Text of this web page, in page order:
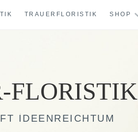
TRAUERFLORISTIK SHOP
FLORISTIK
IDEENREICHTUM